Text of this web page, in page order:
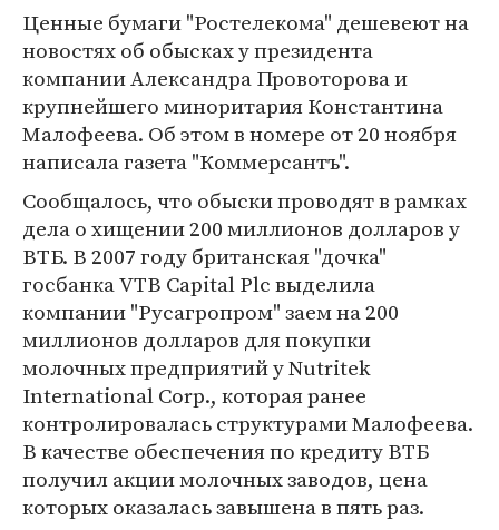
Ценные бумаги "Ростелекома" дешевеют на
новостях об обысках у президента
компании Александра Провоторова и
крупнейшего миноритария Константина
Малофеева. Об этом в номере от 20 ноября
написала газета "Коммерсантъ".
Сообщалось, что обыски проводят в рамках
дела о хищении 200 миллионов долларов у
ВТБ. В 2007 году британская "дочка"
госбанка VTB Capital Plc выделила
компании "Русагропром" заем на 200
миллионов долларов для покупки
молочных предприятий у Nutritek
International Corp., которая ранее
контролировалась структурами Малофеева.
В качестве обеспечения по кредиту ВТБ
получил акции молочных заводов, цена
которых оказалась завышена в пять раз.